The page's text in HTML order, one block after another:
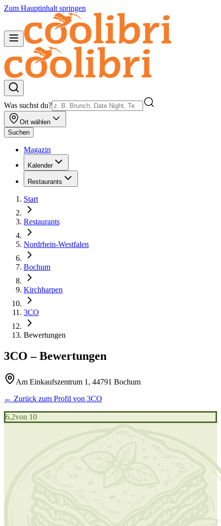
Zum Hauptinhalt springen
Was suchst du?
Ort wählen
Suchen
Magazin
Kalender
Restaurants
Start
Restaurants
Nordrhein-Westfalen
Bochum
Kirchharpen
3CO
Bewertungen
3CO – Bewertungen
Am Einkaufszentrum 1, 44791 Bochum
← Zurück zum Profil von 3CO
6,2von 10